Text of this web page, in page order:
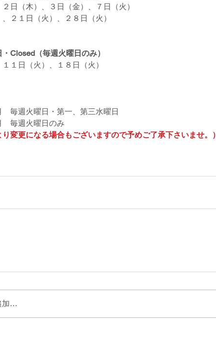
２日（木）、３日（金）、７日（火）
２１日（火）、２８日（火）
・Closed（毎週火曜日のみ）
１日（火）、１８日（火）
　毎週火曜日・第一、第三水曜日
　毎週火曜日のみ
り変更になる場合もございますので予めご了承下さいませ。）
加…